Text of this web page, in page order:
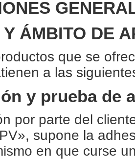
ÁMBITO DE
que se
a las
y prueba de
por parte del
supone la
en que curse